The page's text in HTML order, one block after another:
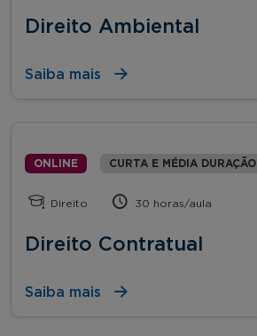
Direito Ambiental
Saiba mais
ONLINE CURTA E MÉDIA DURAÇÃO
Direito 30 horas/aula
Direito Contratual
Saiba mais